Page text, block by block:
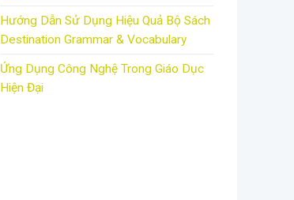
Hướng Dẫn Sử Dụng Hiệu Quả Bộ Sách
Destination Grammar & Vocabulary
Ứng Dụng Công Nghệ Trong Giáo Dục
Hiện Đại